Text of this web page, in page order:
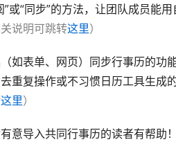
”或“同步”的方法，让团队成员能
关说明可跳转这里）
如表单、网页）同步行事历的功
重复操作或不习惯日历工具生成
这里）
意导入共同行事历的读者有帮助